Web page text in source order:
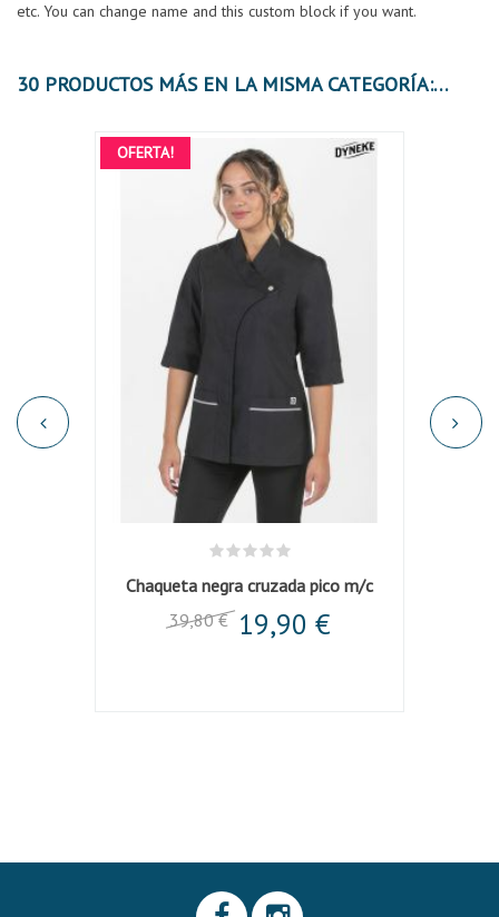
etc. You can change name and this custom block if you want.
30 PRODUCTOS MÁS EN LA MISMA CATEGORÍA:
OFERTA!
Chaqueta negra cruzada pico m/c
39,80 € 19,90 €